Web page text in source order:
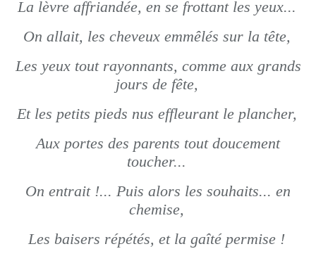
La lèvre affriandée, en se frottant les yeux...
On allait, les cheveux emmêlés sur la tête,
Les yeux tout rayonnants, comme aux grands
jours de fête,
Et les petits pieds nus effleurant le plancher,
Aux portes des parents tout doucement
toucher...
On entrait !... Puis alors les souhaits... en
chemise,
Les baisers répétés, et la gaîté permise !